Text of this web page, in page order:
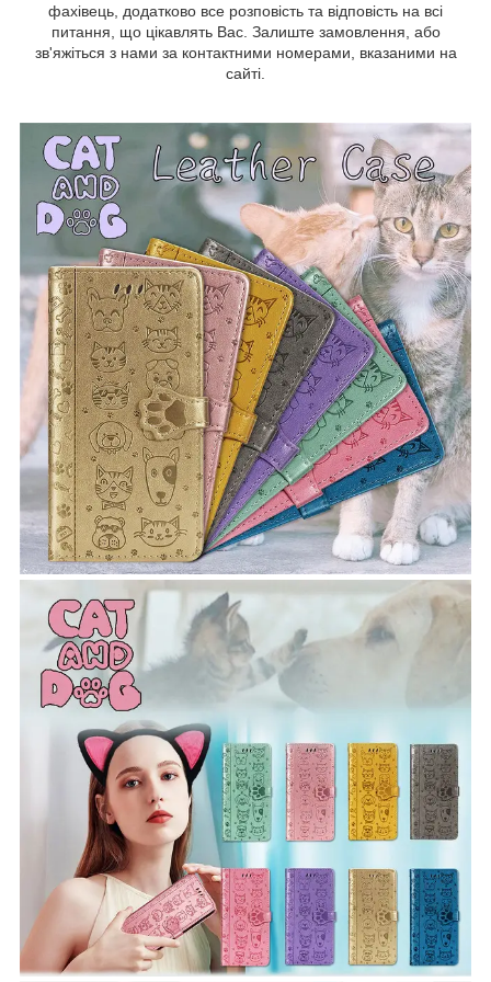
фахівець, додатково все розповість та відповість на всі
питання, що цікавлять Вас. Залиште замовлення, або
зв'яжіться з нами за контактними номерами, вказаними на
сайті.